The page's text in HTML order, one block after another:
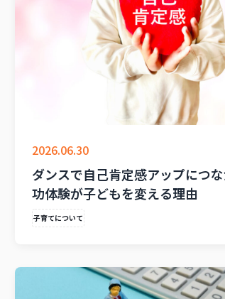
2026.06.30
ダンスで自己肯定感アップにつ
功体験が子どもを変える理由
子育てについて